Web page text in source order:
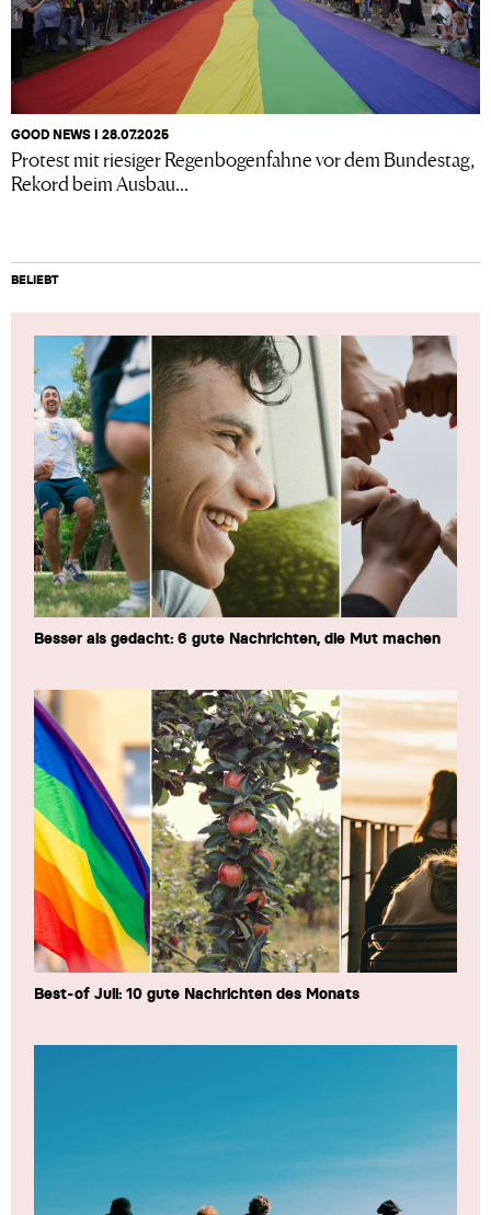
GOOD NEWS I 28.07.2025
Protest mit riesiger Regenbogenfahne vor dem Bundestag,
Rekord beim Ausbau...
BELIEBT
Besser als gedacht: 6 gute Nachrichten, die Mut machen
Best-of Juli: 10 gute Nachrichten des Monats